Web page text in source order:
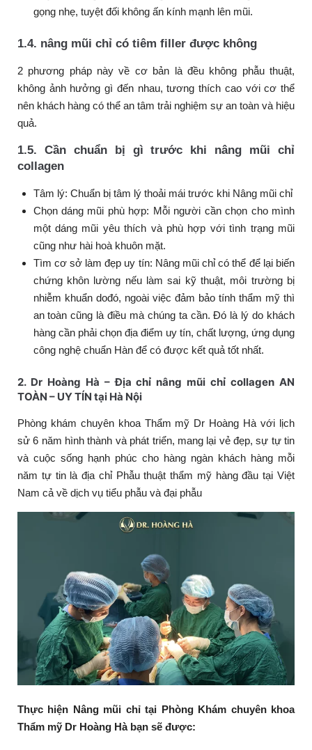
gọng nhẹ, tuyệt đối không ấn kính mạnh lên mũi.
1.4. nâng mũi chỉ có tiêm filler được không
2 phương pháp này về cơ bản là đều không phẫu thuật,
không ảnh hưởng gì đến nhau, tương thích cao với cơ thể
nên khách hàng có thể an tâm trải nghiệm sự an toàn và hiệu
quả.
1.5. Cần chuẩn bị gì trước khi nâng mũi chỉ
collagen
Tâm lý: Chuẩn bị tâm lý thoải mái trước khi Nâng mũi chỉ
Chọn dáng mũi phù hợp: Mỗi người cần chọn cho mình
một dáng mũi yêu thích và phù hợp với tình trạng mũi
cũng như hài hoà khuôn mặt.
Tìm cơ sở làm đẹp uy tín: Nâng mũi chỉ có thể để lại biến
chứng khôn lường nếu làm sai kỹ thuật, môi trường bị
nhiễm khuẩn dođó, ngoài việc đảm bảo tính thẩm mỹ thì
an toàn cũng là điều mà chúng ta cần. Đó là lý do khách
hàng cần phải chọn địa điểm uy tín, chất lượng, ứng dụng
công nghệ chuẩn Hàn để có được kết quả tốt nhất.
2. Dr Hoàng Hà – Địa chỉ nâng mũi chỉ collagen AN
TOÀN – UY TÍN tại Hà Nội
Phòng khám chuyên khoa Thẩm mỹ Dr Hoàng Hà với lịch
sử 6 năm hình thành và phát triển, mang lại vẻ đẹp, sự tự tin
và cuộc sống hạnh phúc cho hàng ngàn khách hàng mỗi
năm tự tin là địa chỉ Phẫu thuật thẩm mỹ hàng đầu tại Việt
Nam cả về dịch vụ tiểu phẫu và đại phẫu
Thực hiện Nâng mũi chỉ tại Phòng Khám chuyên khoa
Thẩm mỹ Dr Hoàng Hà bạn sẽ được: